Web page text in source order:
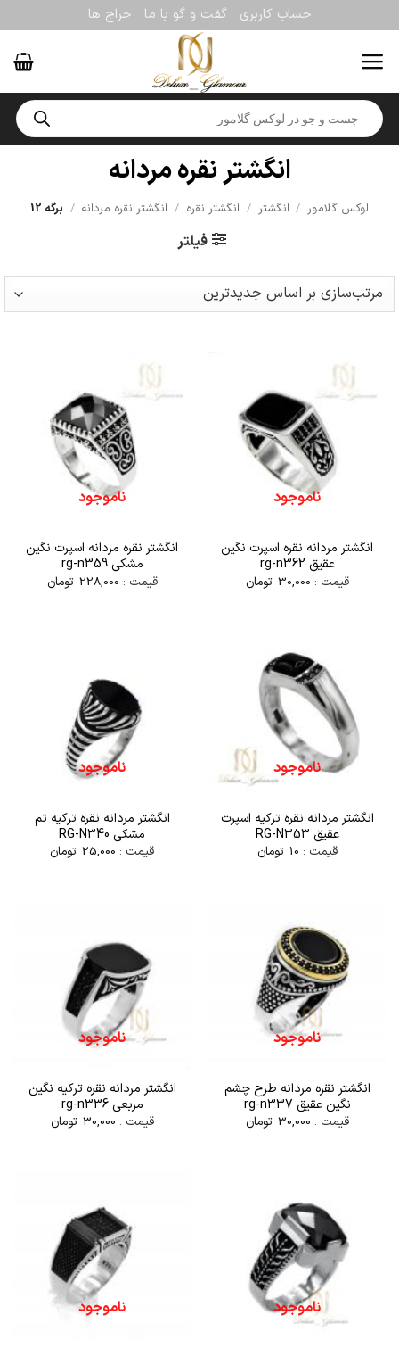
to
content
حساب کاربری گفت و گو با ما حراج ها
Products
search
انگشتر نقره مردانه
لوکس گلامور / انگشتر / انگشتر نقره / انگشتر نقره مردانه / برگه 12
فیلتر
ناموجود
انگشتر مردانه نقره اسپرت نگین
عقیق rg-n362
قیمت : 30,000 تومان
ناموجود
انگشتر نقره مردانه اسپرت نگین
مشکی rg-n359
قیمت : 228,000 تومان
ناموجود
انگشتر مردانه نقره ترکیه اسپرت
عقیق RG-N353
قیمت : 10 تومان
ناموجود
انگشتر مردانه نقره ترکیه تم
مشکی RG-N340
قیمت : 25,000 تومان
ناموجود
انگشتر نقره مردانه طرح چشم
نگین عقیق rg-n337
قیمت : 30,000 تومان
ناموجود
انگشتر مردانه نقره ترکیه نگین
مربعی rg-n336
قیمت : 30,000 تومان
ناموجود ناموجود